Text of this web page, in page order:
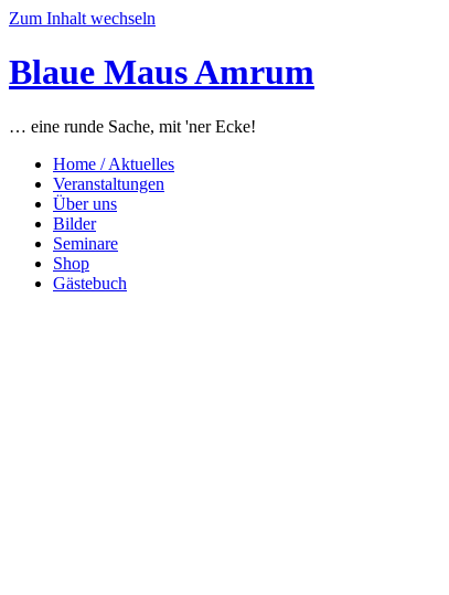
Zum Inhalt wechseln
Blaue Maus Amrum
… eine runde Sache, mit 'ner Ecke!
Home / Aktuelles
Veranstaltungen
Über uns
Bilder
Seminare
Shop
Gästebuch